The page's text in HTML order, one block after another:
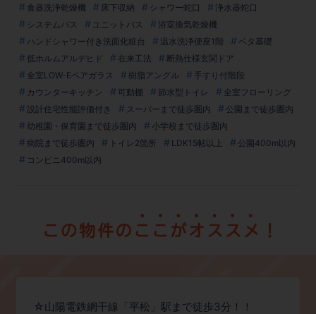
食器洗浄乾燥機
床下収納 シャワー蛇口
浄水器蛇口
システムバス
ユニットバス
浴室換気乾燥機
ハンドシャワー付き洗面化粧台
温水洗浄便座1階
ベタ基礎
低ホルムアルデヒド
在来工法
断熱仕様玄関ドア
全室LOW-Eペアガラス
樹脂アングル
手すり付階段
カウンターキッチン
可動棚 節水型トイレ
全室フローリング
設計住宅性能評価付き
スーパーまで徒歩圏内
公園まで徒歩圏内
幼稚園・保育園まで徒歩圏内
小学校まで徒歩圏内
病院まで徒歩圏内
トイレ2箇所 LDK15帖以上
公園400m以内
コンビニ400m以内
☆山陽電鉄網干線「平松」駅まで徒歩3分！！